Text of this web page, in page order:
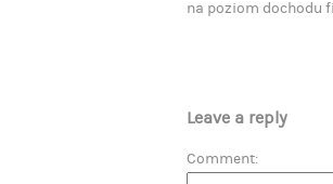
na poziom dochodu
Leave a reply
Comment